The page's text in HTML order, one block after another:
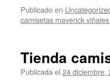
Publicado en
camisetas maverick
Tienda
Publicada el 24 diciembre,